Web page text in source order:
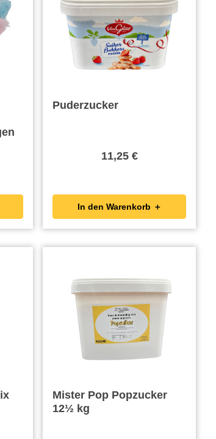
Puderzucker
11,25 €
In den Warenkorb ＋
Mister Pop Popzucker
12½ kg